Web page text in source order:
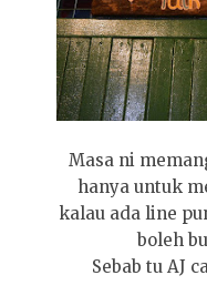
Masa ni
hanya untuk
kalau ada line
boleh
Sebab tu AJ